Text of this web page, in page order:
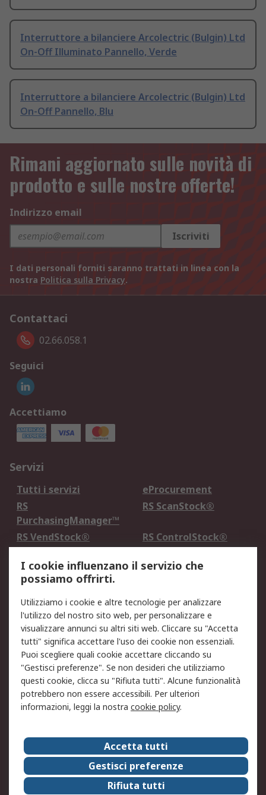
Interruttore a bilanciere Arcolectric (Bulgin) Ltd
On-Off Illuminato Pannello, Verde
Interruttore a bilanciere Arcolectric (Bulgin) Ltd
On-Off Pannello, Blu
Rimani aggiornato sulle novità di
prodotto e sulle nostre offerte!
Indirizzo email
Iscriviti
I dati personali forniti saranno trattati in linea con la
nostra Politica sulla Privacy.
Contattaci
02.66.058.1
Seguici
Accettiamo
Servizi
Tutti i servizi
eProcurement
RS
PurchasingManager™
RS ScanStock®
RS VendStock®
RS ControlStock®
Legale
Informativa Cookie
Informativa Privacy -
Aggiornata
Email Security
Termini d'uso
Condizioni di vendita
Condizioni generali di
servizio
Etica e responsabilità
Chi Siamo
Chi Siamo
Contattaci
Supporto
ESG
Carriere
RS Group
Press Centre
Discovery: il Blog di RS
I cookie influenzano il servizio che
possiamo offrirti.
Utilizziamo i cookie e altre tecnologie per analizzare
l'utilizzo del nostro sito web, per personalizzare e
visualizzare annunci su altri siti web. Cliccare su "Accetta
tutti" significa accettare l'uso dei cookie non essenziali.
Puoi scegliere quali cookie accettare cliccando su
"Gestisci preferenze". Se non desideri che utilizziamo
questi cookie, clicca su "Rifiuta tutti". Alcune funzionalità
potrebbero non essere accessibili. Per ulteriori
informazioni, leggi la nostra cookie policy.
Accetta tutti
Gestisci preferenze
Rifiuta tutti